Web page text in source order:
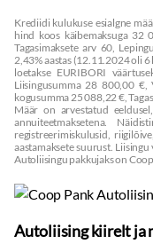
Krediidi kulukuse esialgne
hind koos käibemaksuga 32
Tagasimaksete arv 60,
2,43% aastas (12.11.2024 oli
loetakse EURIBORI
Liisingusumma 28 800,00 €,
kogusumma 25 088,22 €,
Määr on arvestatud
annuiteetmaksetena.
registreerimiskulusid,
aastamaksete suurust.
Autoliisingu pakkujaks on
Autoliising kiirelt ja